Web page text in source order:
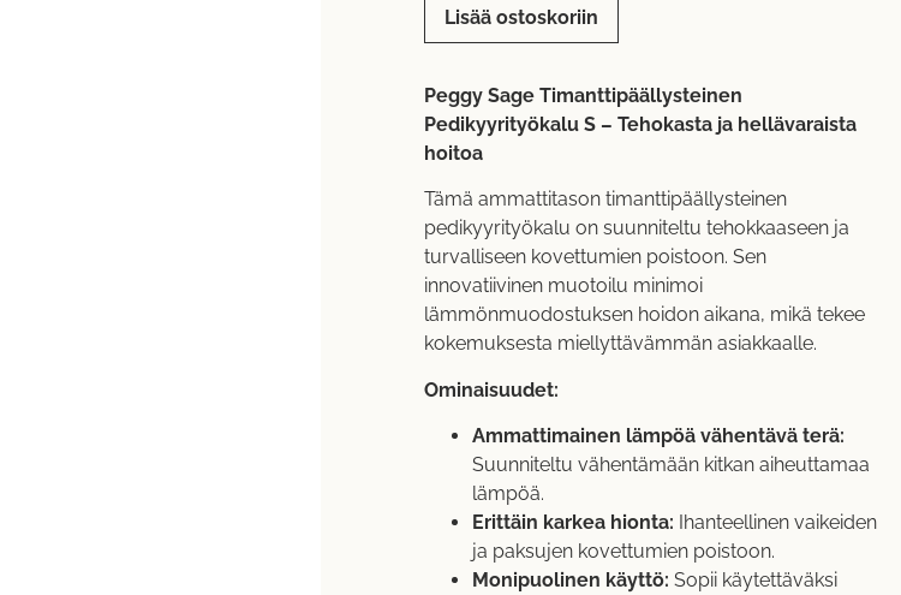
Lisää ostoskoriin
Peggy Sage Timanttipäällysteinen
Pedikyyrityökalu S – Tehokasta ja hellävaraista
hoitoa
Tämä ammattitason timanttipäällysteinen
pedikyyrityökalu on suunniteltu tehokkaaseen ja
turvalliseen kovettumien poistoon. Sen
innovatiivinen muotoilu minimoi
lämmönmuodostuksen hoidon aikana, mikä tekee
kokemuksesta miellyttävämmän asiakkaalle.
Ominaisuudet:
Ammattimainen lämpöä vähentävä terä:
Suunniteltu vähentämään kitkan aiheuttamaa
lämpöä.
Erittäin karkea hionta: Ihanteellinen vaikeiden
ja paksujen kovettumien poistoon.
Monipuolinen käyttö: Sopii käytettäväksi